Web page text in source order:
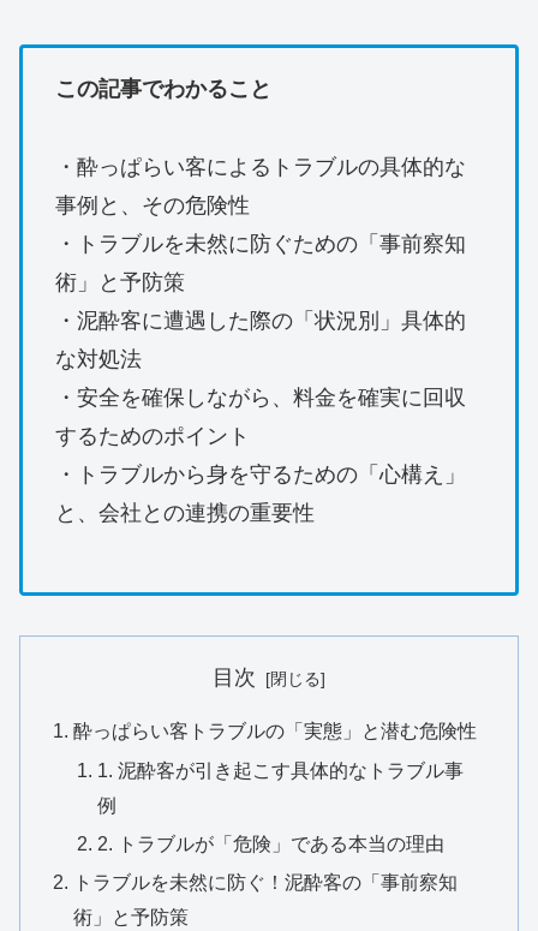
この記事でわかること
・酔っぱらい客によるトラブルの具体的な
事例と、その危険性
・トラブルを未然に防ぐための「事前察知
術」と予防策
・泥酔客に遭遇した際の「状況別」具体的
な対処法
・安全を確保しながら、料金を確実に回収
するためのポイント
・トラブルから身を守るための「心構え」
と、会社との連携の重要性
目次
酔っぱらい客トラブルの「実態」と潜む危険性
1. 泥酔客が引き起こす具体的なトラブル事
例
2. トラブルが「危険」である本当の理由
トラブルを未然に防ぐ！泥酔客の「事前察知
術」と予防策